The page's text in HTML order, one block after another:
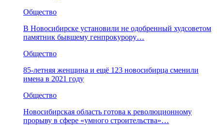
Общество
В Новосибирске установили не одобренный худсоветом
памятник бывшему генпрокурору…
Общество
85-летняя женщина и ещё 123 новосибирца сменили
имена в 2021 году
Общество
Новосибирская область готова к революционному
прорыву в сфере «умного строительства»…